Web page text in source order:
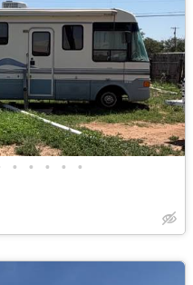
• • • • •